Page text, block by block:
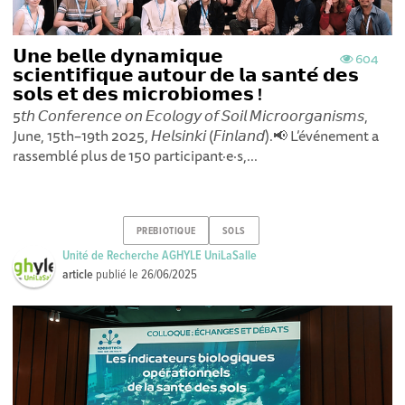
604
𝗨𝗻𝗲 𝗯𝗲𝗹𝗹𝗲 𝗱𝘆𝗻𝗮𝗺𝗶𝗾𝘂𝗲
𝘀𝗰𝗶𝗲𝗻𝘁𝗶𝗳𝗶𝗾𝘂𝗲 𝗮𝘂𝘁𝗼𝘂𝗿 𝗱𝗲 𝗹𝗮 𝘀𝗮𝗻𝘁𝗲́ 𝗱𝗲𝘀
𝘀𝗼𝗹𝘀 𝗲𝘁 𝗱𝗲𝘀 𝗺𝗶𝗰𝗿𝗼𝗯𝗶𝗼𝗺𝗲𝘀 !
5𝘵𝘩 𝘊𝘰𝘯𝘧𝘦𝘳𝘦𝘯𝘤𝘦 𝘰𝘯 𝘌𝘤𝘰𝘭𝘰𝘨𝘺 𝘰𝘧 𝘚𝘰𝘪𝘭 𝘔𝘪𝘤𝘳𝘰𝘰𝘳𝘨𝘢𝘯𝘪𝘴𝘮𝘴,
June, 15th–19th 2025, 𝘏𝘦𝘭𝘴𝘪𝘯𝘬𝘪 (𝘍𝘪𝘯𝘭𝘢𝘯𝘥).📢 L’événement a
rassemblé plus de 150 participant·e·s,...
PREBIOTIQUE SOLS
Unité de Recherche AGHYLE UniLaSalle
article publié le26/06/2025